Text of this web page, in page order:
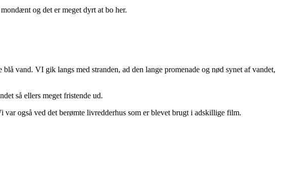
og det er meget dyrt at bo her.
vand. VI gik langs med stranden, ad den lange promenade og nød synet af vandet,
så ellers meget fristende ud.
også ved det berømte livredderhus som er blevet brugt i adskillige film.